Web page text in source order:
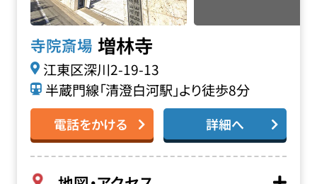
寺院斎場 増林寺
江東区深川2-19-13
半蔵門線「清澄白河駅」より徒歩8分
電話をかける 詳細へ